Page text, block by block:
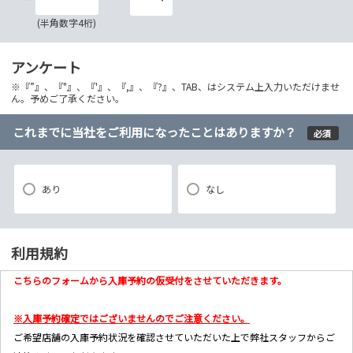
(半角数字4桁)
アンケート
※『”』、『"』、『'』、『,』、『?』、TAB、はシステム上入力いただけませ
ん。予めご了承ください。
これまでに当社をご利用になったことはありますか？ 必須
あり なし
利用規約
こちらのフォームから入庫予約の仮受付をさせていただきます。
※入庫予約確定ではございませんのでご注意ください。
ご希望店舗の入庫予約状況を確認させていただいた上で弊社スタッフからご